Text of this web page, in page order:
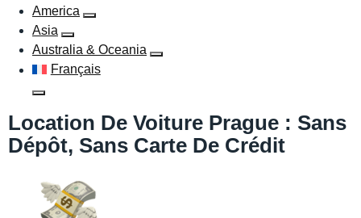
America
Asia
Australia & Oceania
Français
Location De Voiture Prague : Sans
Dépôt, Sans Carte De Crédit